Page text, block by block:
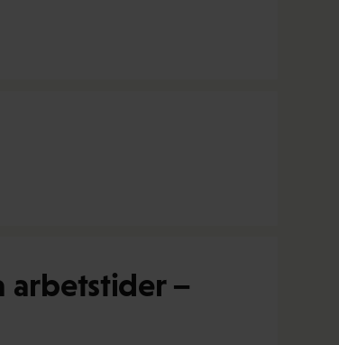
arbetstider –